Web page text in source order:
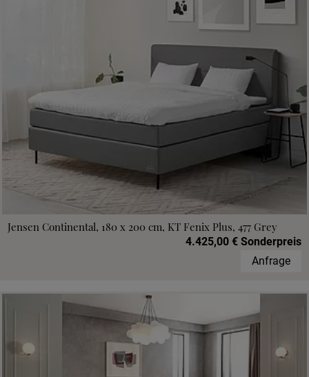
Jensen Continental, 180 x 200 cm, KT Fenix Plus, 477 Grey
4.425,00 € Sonderpreis
Anfrage